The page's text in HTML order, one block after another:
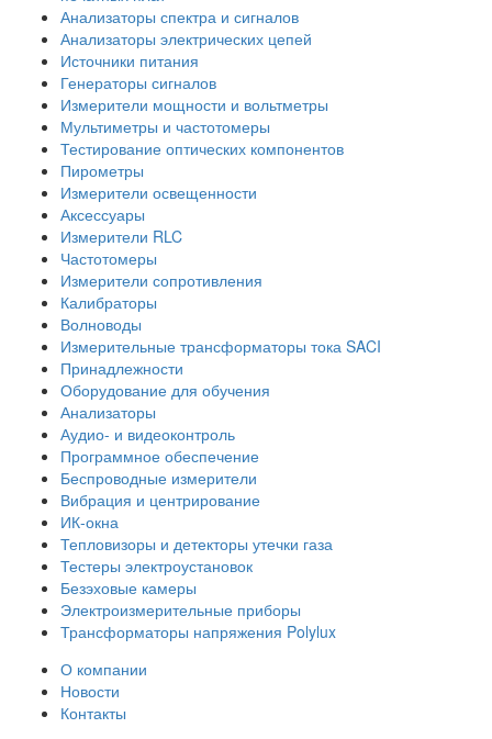
Анализаторы спектра и сигналов
Анализаторы электрических цепей
Источники питания
Генераторы сигналов
Измерители мощности и вольтметры
Мультиметры и частотомеры
Тестирование оптических компонентов
Пирометры
Измерители освещенности
Аксессуары
Измерители RLC
Частотомеры
Измерители сопротивления
Калибраторы
Волноводы
Измерительные трансформаторы тока SACI
Принадлежности
Оборудование для обучения
Анализаторы
Аудио- и видеоконтроль
Программное обеспечение
Беспроводные измерители
Вибрация и центрирование
ИК-окна
Тепловизоры и детекторы утечки газа
Тестеры электроустановок
Безэховые камеры
Электроизмерительные приборы
Трансформаторы напряжения Polylux
О компании
Новости
Контакты